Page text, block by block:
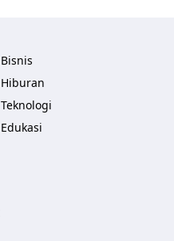
Bisnis
Hiburan
Teknologi
Edukasi